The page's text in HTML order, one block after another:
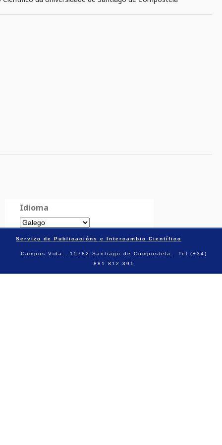
Idioma
Servizo de Publicacións e Intercambio Científico
Campus Vida . 15782 Santiago de Compostela . Tel (+34)
881 812 391